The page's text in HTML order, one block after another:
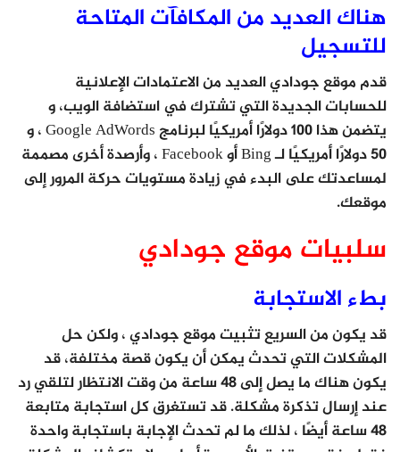
هناك العديد من المكافآت المتاحة
للتسجيل
قدم موقع جودادي العديد من الاعتمادات الإعلانية
للحسابات الجديدة التي تشترك في استضافة الويب، و
يتضمن هذا 100 دولارًا أمريكيًا لبرنامج Google AdWords ، و
50 دولارًا أمريكيًا لـ Bing أو Facebook ، وأرصدة أخرى مصممة
لمساعدتك على البدء في زيادة مستويات حركة المرور إلى
موقعك.
سلبيات موقع جودادي
بطء الاستجابة
قد يكون من السريع تثبيت موقع جودادي ، ولكن حل
المشكلات التي تحدث يمكن أن يكون قصة مختلفة، قد
يكون هناك ما يصل إلى 48 ساعة من وقت الانتظار لتلقي رد
عند إرسال تذكرة مشكلة. قد تستغرق كل استجابة متابعة
48 ساعة أيضًا ، لذلك ما لم تحدث الإجابة باستجابة واحدة